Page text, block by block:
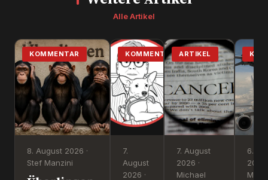
Alle Artikel
KOMMENTAR
8. August 2026 ·
Stef Manzini
KOMMENTAR
7.
August
2026 ·
ARTIKEL
7. August
2026 ·
Michael
6.
2026